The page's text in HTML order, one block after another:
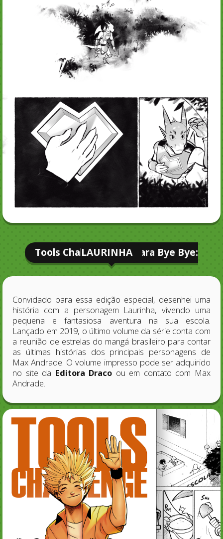
Tools Challenge Sayonara Bye Bye: LAURINHA
Convidado para essa edição especial, desenhei uma
história com a personagem Laurinha, vivendo uma
pequena e fantasiosa aventura na sua escola.
Lançado em 2019, o último volume da série conta com
a reunião de estrelas do mangá brasileiro para contar
as últimas histórias dos principais personagens de
Max Andrade. O volume impresso pode ser adquirido
no site da Editora Draco ou em contato com Max
Andrade.